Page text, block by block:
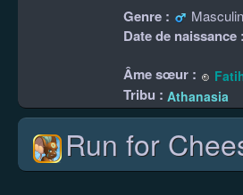
Genre :
Masculin
Date de naissance :
Âme sœur :
Tribu : Athanasia
Run for